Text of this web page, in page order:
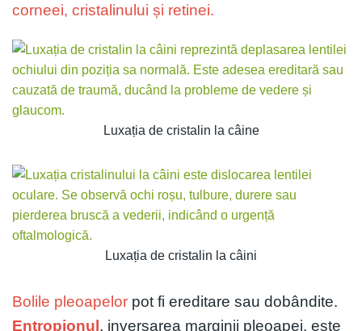
corneei, cristalinului și retinei.
Luxația de cristalin la câine
Luxația de cristalin la câini
Bolile pleoapelor pot fi ereditare sau dobândite.
Entropionul, inversarea marginii pleoapei, este